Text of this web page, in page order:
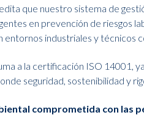
que nuestro sistema de
en prevención de riesgos
industriales y técnicos
a la certificación ISO 14001,
seguridad, sostenibilidad y
comprometida con las